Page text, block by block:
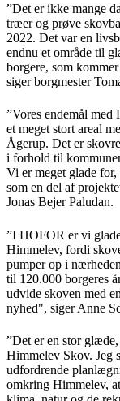
”Det er ikke mange
træer og prøve
2022. Det var en
endnu et område til
borgere, som
siger borgmester
”Vores endemål
et meget stort areal
Ågerup. Det er
i forhold til
Vi er meget glade
som en del af
Jonas Bejer Paludan.
”I HOFOR er vi
Himmelev, fordi
pumper op i
til 120.000 borgeres
udvide skoven med
nyhed", siger Anne
”Det er en stor
Himmelev Skov. Jeg
udfordrende
omkring Himmelev,